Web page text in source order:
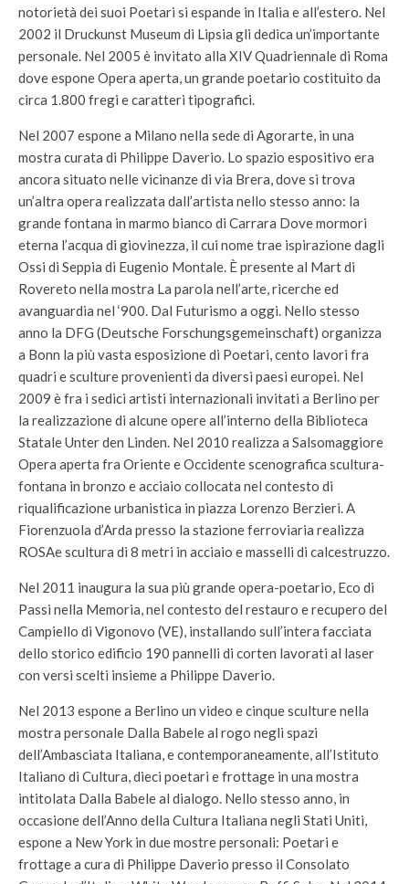
notorietà dei suoi Poetari si espande in Italia e all’estero. Nel
2002 il Druckunst Museum di Lipsia gli dedica un’importante
personale. Nel 2005 è invitato alla XIV Quadriennale di Roma
dove espone Opera aperta, un grande poetario costituito da
circa 1.800 fregi e caratteri tipografici.
Nel 2007 espone a Milano nella sede di Agorarte, in una
mostra curata di Philippe Daverio. Lo spazio espositivo era
ancora situato nelle vicinanze di via Brera, dove si trova
un’altra opera realizzata dall’artista nello stesso anno: la
grande fontana in marmo bianco di Carrara Dove mormori
eterna l’acqua di giovinezza, il cui nome trae ispirazione dagli
Ossi di Seppia di Eugenio Montale. È presente al Mart di
Rovereto nella mostra La parola nell’arte, ricerche ed
avanguardia nel ‘900. Dal Futurismo a oggi. Nello stesso
anno la DFG (Deutsche Forschungsgemeinschaft) organizza
a Bonn la più vasta esposizione di Poetari, cento lavori fra
quadri e sculture provenienti da diversi paesi europei. Nel
2009 è fra i sedici artisti internazionali invitati a Berlino per
la realizzazione di alcune opere all’interno della Biblioteca
Statale Unter den Linden. Nel 2010 realizza a Salsomaggiore
Opera aperta fra Oriente e Occidente scenografica scultura-
fontana in bronzo e acciaio collocata nel contesto di
riqualificazione urbanistica in piazza Lorenzo Berzieri. A
Fiorenzuola d’Arda presso la stazione ferroviaria realizza
ROSAe scultura di 8 metri in acciaio e masselli di calcestruzzo.
Nel 2011 inaugura la sua più grande opera-poetario, Eco di
Passi nella Memoria, nel contesto del restauro e recupero del
Campiello di Vigonovo (VE), installando sull’intera facciata
dello storico edificio 190 pannelli di corten lavorati al laser
con versi scelti insieme a Philippe Daverio.
Nel 2013 espone a Berlino un video e cinque sculture nella
mostra personale Dalla Babele al rogo negli spazi
dell’Ambasciata Italiana, e contemporaneamente, all’Istituto
Italiano di Cultura, dieci poetari e frottage in una mostra
intitolata Dalla Babele al dialogo. Nello stesso anno, in
occasione dell’Anno della Cultura Italiana negli Stati Uniti,
espone a New York in due mostre personali: Poetari e
frottage a cura di Philippe Daverio presso il Consolato